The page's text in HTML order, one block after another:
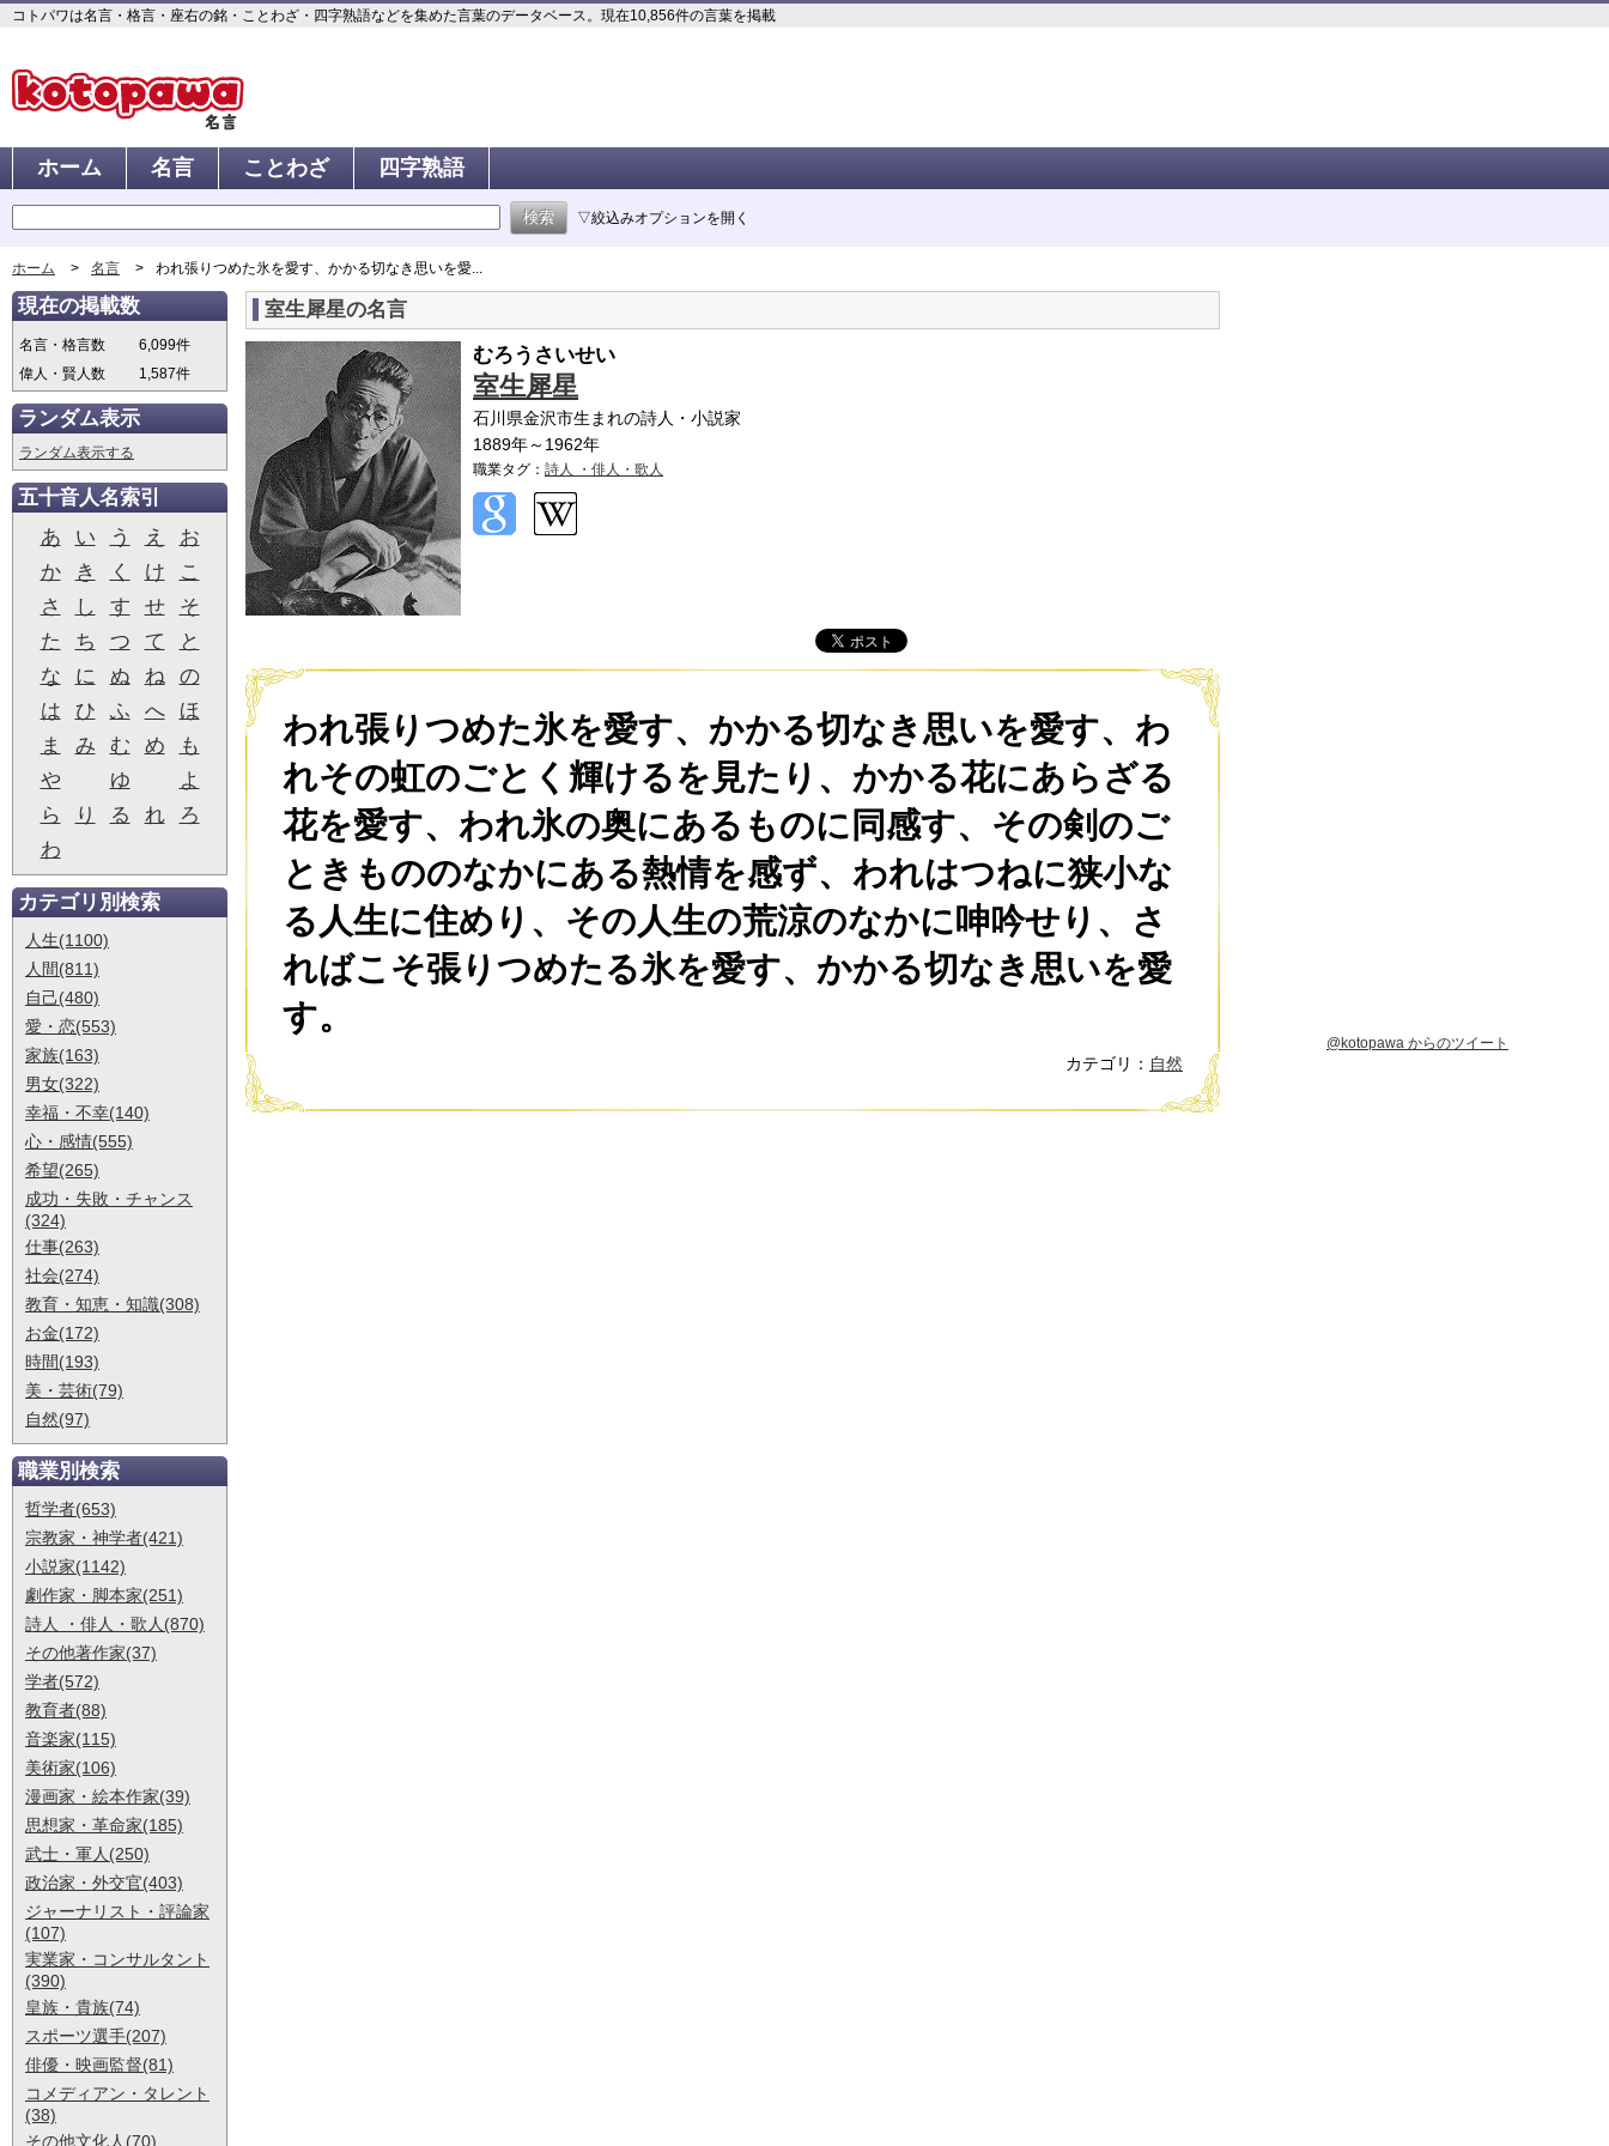
コトパワは名言・格言・座右の銘・ことわざ・四字熟語などを集めた言葉のデータベース。現在10,856件の言葉を掲載
ホーム 名言 ことわざ 四字熟語
▽絞込みオプションを開く
ホーム 名言 われ張りつめた氷を愛す、かかる切なき思いを愛...
室生犀星の名言
むろうさいせい
室生犀星
石川県金沢市生まれの詩人・小説家
1889年～1962年
職業タグ： 詩人 ・俳人・歌人
われ張りつめた氷を愛す、かかる切なき思いを愛す、わ
れその虹のごとく輝けるを見たり、かかる花にあらざる
花を愛す、われ氷の奥にあるものに同感す、その剣のご
ときもののなかにある熱情を感ず、われはつねに狭小な
る人生に住めり、その人生の荒涼のなかに呻吟せり、さ
ればこそ張りつめたる氷を愛す、かかる切なき思いを愛
す。
カテゴリ： 自然
現在の掲載数
名言・格言数
6,099件
偉人・賢人数
1,587件
ランダム表示
ランダム表示する
五十音人名索引
あ
い う え
お
か
き く け
こ
さ
し す せ
そ
た
ち つ て
と
な
に ぬ ね
の
は
ひ ふ へ
ほ
ま
み む め
も
や
ゆ
よ
ら
り る れ
ろ
わ
カテゴリ別検索
人生(1100)
人間(811)
自己(480)
愛・恋(553)
家族(163)
男女(322)
幸福・不幸(140)
心・感情(555)
希望(265)
成功・失敗・チャンス
(324)
仕事(263)
社会(274)
教育・知恵・知識(308)
お金(172)
時間(193)
美・芸術(79)
自然(97)
職業別検索
哲学者(653)
宗教家・神学者(421)
小説家(1142)
劇作家・脚本家(251)
詩人 ・俳人・歌人(870)
その他著作家(37)
学者(572)
教育者(88)
音楽家(115)
美術家(106)
漫画家・絵本作家(39)
思想家・革命家(185)
武士・軍人(250)
政治家・外交官(403)
ジャーナリスト・評論家
(107)
実業家・コンサルタント
(390)
皇族・貴族(74)
スポーツ選手(207)
俳優・映画監督(81)
コメディアン・タレント
(38)
その他文化人(70)
@kotopawa からのツイート